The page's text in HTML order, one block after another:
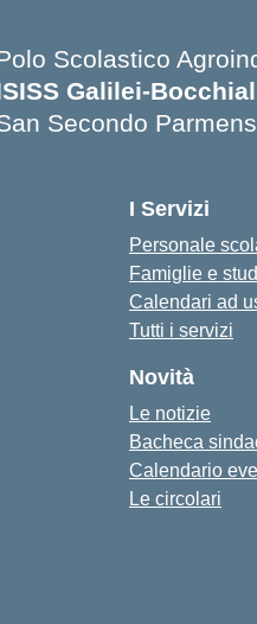
Scolastico
Galilei-
Secondo
I Servizi
Personale
Famiglie e
Calendari ad
Tutti i servizi
Novità
Le notizie
Bacheca
Calendario
Le circolari